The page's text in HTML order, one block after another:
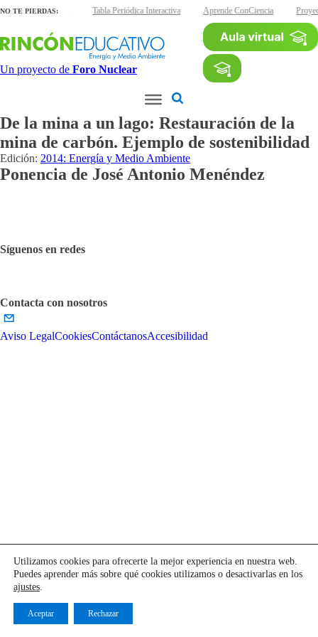
NO TE PIERDAS:
interactivas Tabla Periódica Interactiva Aprende ConCiencia
Un proyecto de Foro Nuclear
De la mina a un lago: Restauración de la
mina de carbón. Ejemplo de sostenibilidad
Edición: 2014: Energía y Medio Ambiente
Ponencia de José Antonio Menéndez
Síguenos en redes
Contacta con nosotros
Aviso LegalCookiesContáctanosAccesibilidad
Utilizamos cookies para ofrecerte la mejor experiencia en nuestra web.
Puedes aprender más sobre qué cookies utilizamos o desactivarlas en los
ajustes.
Aceptar Rechazar